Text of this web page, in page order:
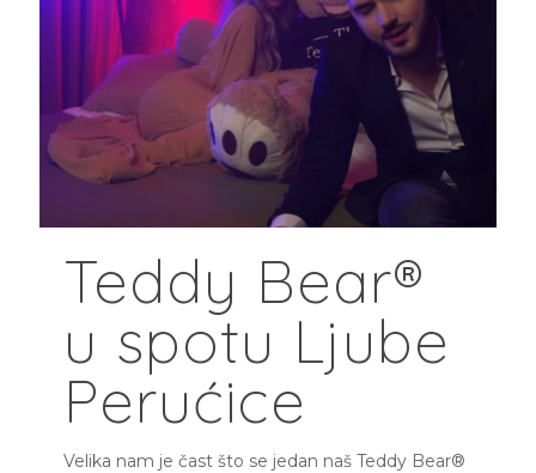
Teddy Bear®
u spotu Ljube
Perućice
Velika nam je čast što se jedan naš Teddy Bear®